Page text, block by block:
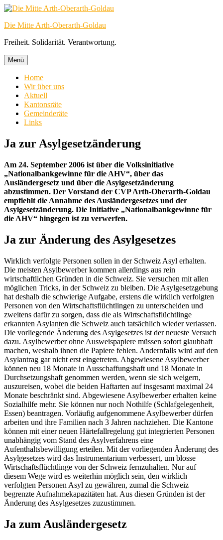
Zum
springen
Die Mitte Arth-Oberarth-Goldau
Freiheit. Solidarität. Verantwortung.
Menü
Home
Wir über uns
Aktuell
Kantonsräte
Gemeinderäte
Links
Ja zur Asylgesetzänderung
Am 24. September 2006 ist über die Volksinitiative
„Nationalbankgewinne für die AHV“, über das
Ausländergesetz und über die Asylgesetzänderung
abzustimmen. Der Vorstand der CVP Arth-Oberarth-Goldau
empfiehlt die Annahme des Ausländergesetzes und der
Asylgesetzänderung. Die Initiative „Nationalbankgewinne für
die AHV“ hingegen ist zu verwerfen.
Ja zur Änderung des Asylgesetzes
Wirklich verfolgte Personen sollen in der Schweiz Asyl erhalten.
Die meisten Asylbewerber kommen allerdings aus rein
wirtschaftlichen Gründen in die Schweiz. Sie versuchen mit allen
möglichen Tricks, in der Schweiz zu bleiben. Die Asylgesetzgebung
hat deshalb die schwierige Aufgabe, erstens die wirklich verfolgten
Personen von den Wirtschaftsflüchtlingen zu unterscheiden und
zweitens dafür zu sorgen, dass die als Wirtschaftsflüchtlinge
erkannten Asylanten die Schweiz auch tatsächlich wieder verlassen.
Die vorliegende Änderung des Asylgesetzes ist der neueste Versuch
dazu. Asylbewerber ohne Ausweispapiere müssen sofort glaubhaft
machen, weshalb ihnen die Papiere fehlen. Andernfalls wird auf den
Asylantrag gar nicht erst eingetreten. Abgewiesene Asylbewerber
können neu 18 Monate in Ausschaffungshaft und 18 Monate in
Durchsetzungshaft genommen werden, wenn sie sich weigern,
auszureisen, wobei die beiden Haftarten auf insgesamt maximal 24
Monate beschränkt sind. Abgewiesene Asylbewerber erhalten keine
Sozialhilfe mehr. Sie können nur noch Nothilfe (Schlafgelegenheit,
Essen) beantragen. Vorläufig aufgenommene Asylbewerber dürfen
arbeiten und ihre Familien nach 3 Jahren nachziehen. Die Kantone
können mit einer neuen Härtefallregelung gut integrierten Personen
unabhängig vom Stand des Asylverfahrens eine
Aufenthaltsbewilligung erteilen. Mit der vorliegenden Änderung des
Asylgesetzes wird das Instrumentarium verbessert, um blosse
Wirtschaftsflüchtlinge von der Schweiz fernzuhalten. Nur auf
diesem Wege wird es weiterhin möglich sein, den wirklich
verfolgten Personen Asyl zu gewähren, zumal die Schweiz
begrenzte Aufnahmekapazitäten hat. Aus diesen Gründen ist der
Änderung des Asylgesetzes zuzustimmen.
Ja zum Ausländergesetz